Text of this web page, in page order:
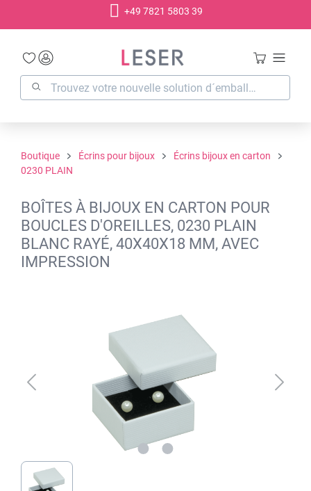
+49 7821 5803 39
Boutique Écrins pour bijoux
Écrins bijoux en carton
0230 PLAIN
BOÎTES À BIJOUX EN CARTON POUR
BOUCLES D'OREILLES, 0230 PLAIN
BLANC RAYÉ, 40X40X18 MM, AVEC
IMPRESSION